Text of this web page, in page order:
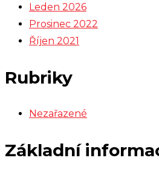
Leden 2026
Prosinec 2022
Říjen 2021
Rubriky
Nezařazené
Základní